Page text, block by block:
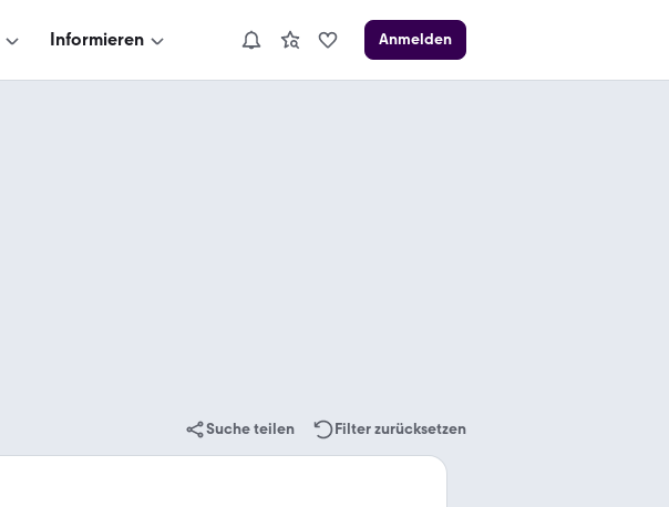
Informieren Anmelden
Suche teilen Filter zurücksetzen